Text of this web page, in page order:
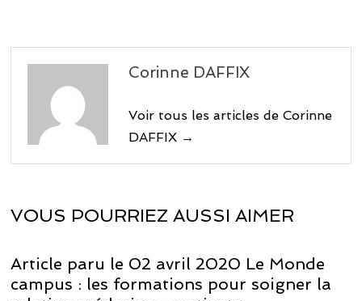
Corinne DAFFIX
Voir tous les articles de Corinne
DAFFIX →
VOUS POURRIEZ AUSSI AIMER
Article paru le 02 avril 2020 Le Monde
campus : les formations pour soigner la